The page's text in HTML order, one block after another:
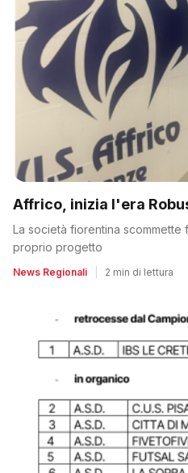
Affrico, inizia l'era
La società fiorentina scommette
proprio progetto
News Regionali 2 min di lettura